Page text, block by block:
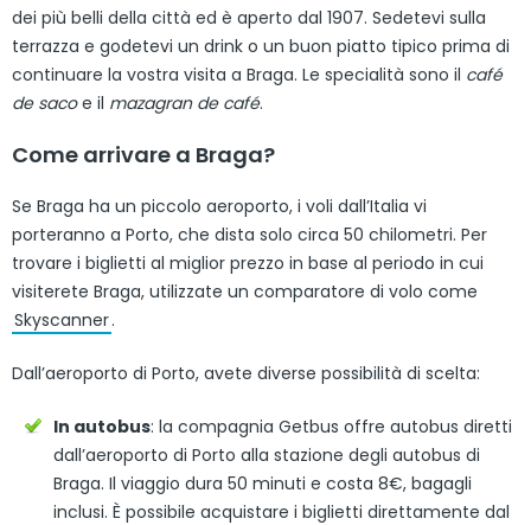
dei più belli della città ed è aperto dal 1907. Sedetevi sulla
terrazza e godetevi un drink o un buon piatto tipico prima di
continuare la vostra visita a Braga. Le specialità sono il café
de sacoe il mazagran de café.
Come arrivare a Braga?
Se Braga ha un piccolo aeroporto, i voli dall’Italia vi
porteranno a Porto, che dista solo circa 50 chilometri. Per
trovare i biglietti al miglior prezzo in base al periodo in cui
visiterete Braga, utilizzate un comparatore di volo come
Skyscanner.
Dall’aeroporto di Porto, avete diverse possibilità di scelta:
In autobus: la compagnia Getbus offre autobus diretti
dall’aeroporto di Porto alla stazione degli autobus di
Braga. Il viaggio dura 50 minuti e costa 8€, bagagli
inclusi. È possibile acquistare i biglietti direttamente dal